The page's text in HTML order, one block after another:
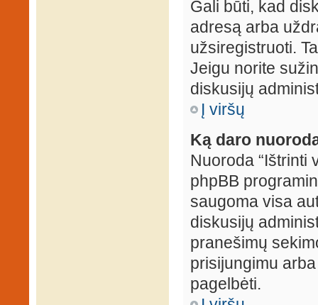
Gali būti, kad
adresą arba
užsiregistruoti.
Jeigu norite
diskusijų
Į viršų
Ką daro
Nuoroda “Ištrinti
phpBB
saugoma visa
diskusijų
pranešimų
prisijungimu
pagelbėti.